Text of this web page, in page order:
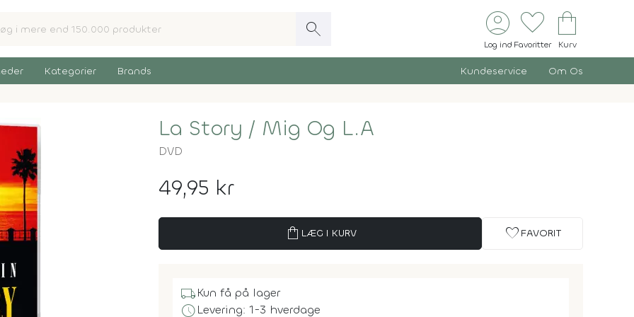
search account_circle
Log ind
favorite
Favoritter
shopping_bag
Kurv
Kategorier Brands Kundeservice Om Os
La Story / Mig Og L.A
DVD
49,95 kr
shopping_bag LÆG I KURV favorite FAVORIT
local_shippingKun få på lager
scheduleLevering: 1-3 hverdage